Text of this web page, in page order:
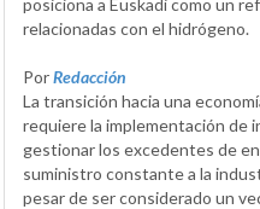
relacionadas con el hidrógeno.
PorRedacción
La transición hacia una
requiere la implementación de
gestionar los excedentes de
suministro constante a la
pesar de ser considerado un